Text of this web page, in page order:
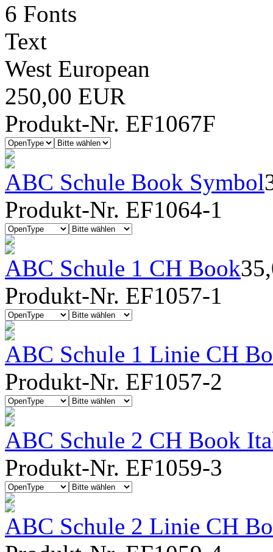
6 Fonts
Text
West European
250,00 EUR
Produkt-Nr. EF1067F
ABC Schule Book Symbol
Produkt-Nr. EF1064-1
ABC Schule 1 CH Book
Produkt-Nr. EF1057-1
ABC Schule 1 Linie CH
Produkt-Nr. EF1057-2
ABC Schule 2 CH Book
Produkt-Nr. EF1059-3
ABC Schule 2 Linie CH